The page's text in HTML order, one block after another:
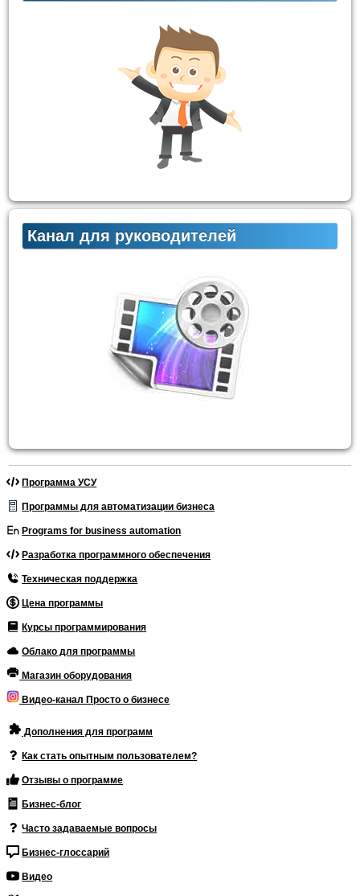
Канал для руководителей
Программа УСУ
Программы для автоматизации бизнеса
Programs for business automation
Разработка программного обеспечения
Техническая поддержка
Цена программы
Курсы программирования
Облако для программы
Магазин оборудования
Видео-канал Просто о бизнесе
Дополнения для программ
Как стать опытным пользователем?
Отзывы о программе
Бизнес-блог
Часто задаваемые вопросы
Бизнес-глоссарий
Видео